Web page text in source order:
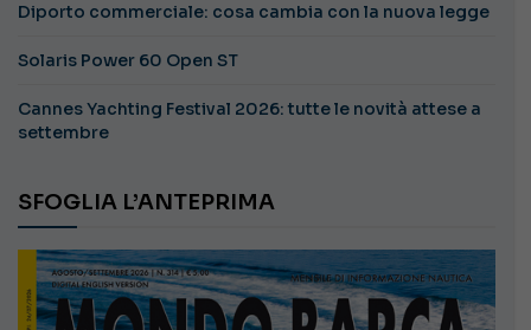
Diporto commerciale: cosa cambia con la nuova legge
Solaris Power 60 Open ST
Cannes Yachting Festival 2026: tutte le novità attese a
settembre
SFOGLIA L’ANTEPRIMA